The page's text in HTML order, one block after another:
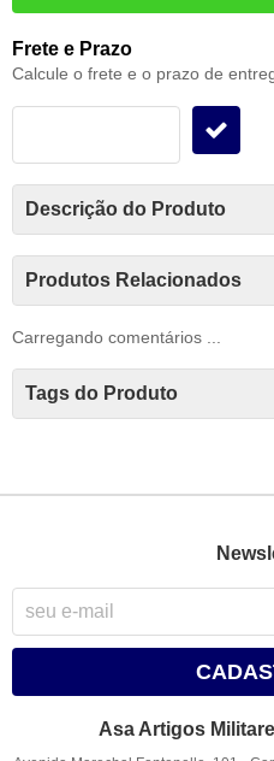
Frete e Prazo
Calcule o frete e o prazo de
Descrição do Produto
Produtos Relacionados
Carregando comentários ...
Tags do Produto
Asa Artigos